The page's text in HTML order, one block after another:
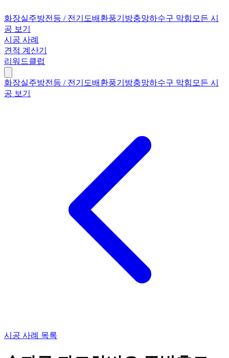
화장실주방전등 / 전기 도배 환풍기 방충망하수구 막힘 모든 시
공 보기
시공 사례
견적 계산기
리워드클럽
화장실주방전등 / 전기 도배 환풍기 방충망하수구 막힘 모든 시
공 보기
시공 사례 목록